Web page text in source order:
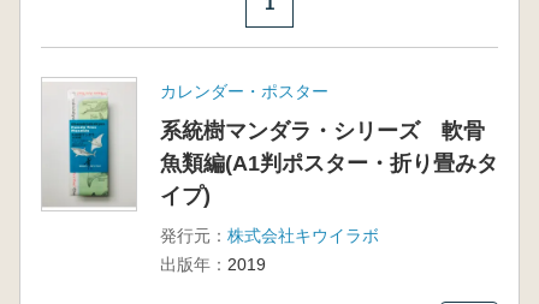
カレンダー・ポスター
系統樹マンダラ・シリーズ 軟骨
魚類編(A1判ポスター・折り畳みタ
イプ)
発行元： 株式会社キウイラボ
出版年： 2019